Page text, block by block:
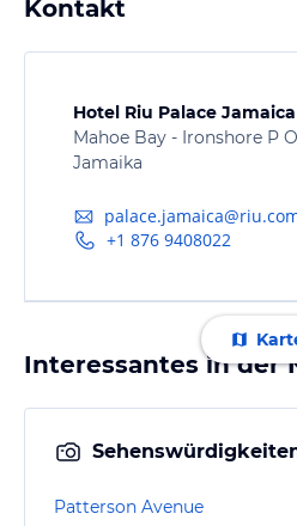
Kontakt
Hotel Riu Palace
Mahoe Bay - Ironshore P
Jamaika
+1 876 9408022
Interessantes in der
Patterson Avenue